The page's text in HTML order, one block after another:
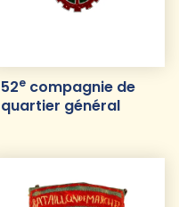
52e compagnie de
quartier général